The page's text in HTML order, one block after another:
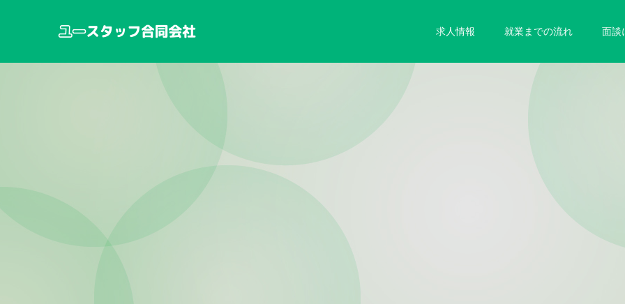
求人情報 就業までの流れ 面談